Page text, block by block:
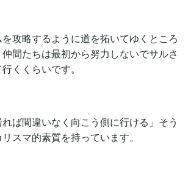
攻略するように道を拓いてゆくところ
間たちは最初から努力しないでサルさ
くくらいです。
れば間違いなく向こう側に行ける」そう
スマ的素質を持っています。